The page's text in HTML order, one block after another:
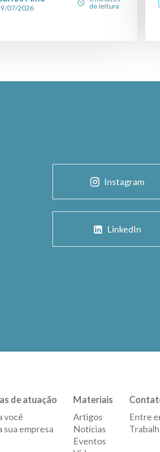
07/2026
de leitura
Instagram
LinkedIn
de atuação
você
sua empresa
Materiais
Artigos
Notícias
Eventos
Entre